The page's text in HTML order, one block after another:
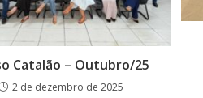
Catalão – Outubro/25
2 de dezembro de 2025